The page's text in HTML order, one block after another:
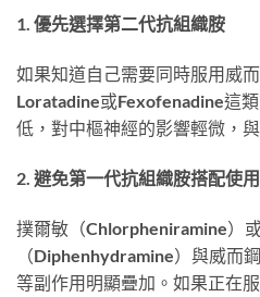
1. 優先選擇第二代抗組織胺
如果知道自己需要同時服用威
Loratadine或Fexofenadine這
低，對中樞神經的影響輕微，
2. 避免第一代抗組織胺搭配使用
撲爾敏（Chlorpheniramine）
（Diphenhydramine）與威而
等副作用明顯疊加。如果正在